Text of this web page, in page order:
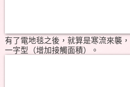
有了電地毯之後，就算是寒流來襲
一字型（增加接觸面積）。